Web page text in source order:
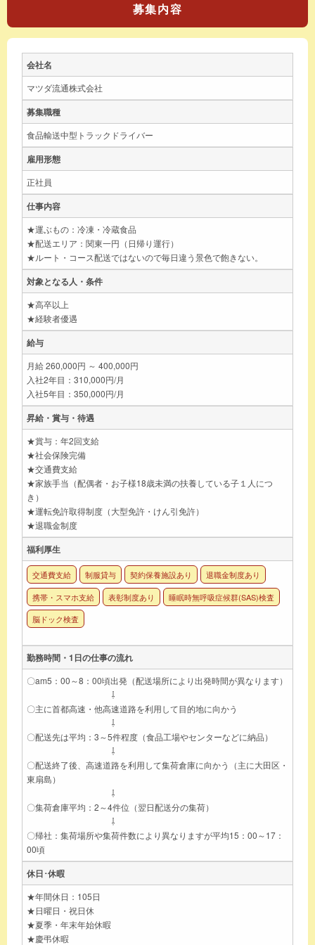
募集内容
会社名
マツダ流通株式会社
募集職種
食品輸送中型トラックドライバー
雇用形態
正社員
仕事内容
★運ぶもの：冷凍・冷蔵食品
★配送エリア：関東一円（日帰り運行）
★ルート・コース配送ではないので毎日違う景色で飽きない。
対象となる人・条件
★高卒以上
★経験者優遇
給与
月給 260,000円 ～ 400,000円
入社2年目：310,000円/月
入社5年目：350,000円/月
昇給・賞与・待遇
★賞与：年2回支給
★社会保険完備
★交通費支給
★家族手当（配偶者・お子様18歳未満の扶養している子１人につ
き）
★運転免許取得制度（大型免許・けん引免許）
★退職金制度
福利厚生
交通費支給 制服貸与 契約保養施設あり
退職金制度あり
携帯・スマホ支給
表彰制度あり
睡眠時無呼吸症候群(SAS)検査
脳ドック検査
勤務時間・1日の仕事の流れ
〇am5：00～8：00頃出発（配送場所により出発時間が異なります）
⇩
〇主に首都高速・他高速道路を利用して目的地に向かう
⇩
〇配送先は平均：3～5件程度（食品工場やセンターなどに納品）
⇩
〇配送終了後、高速道路を利用して集荷倉庫に向かう（主に大田区・
東扇島）
⇩
〇集荷倉庫平均：2～4件位（翌日配送分の集荷）
⇩
〇帰社：集荷場所や集荷件数により異なりますが平均15：00～17：
00頃
休日･休暇
★年間休日：105日
★日曜日・祝日休
★夏季・年末年始休暇
★慶弔休暇